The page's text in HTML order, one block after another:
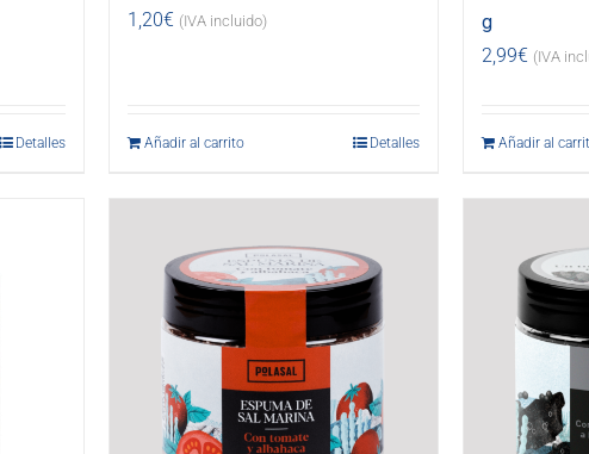
Detalles
1,20€ (IVA incluido)
Añadir al carrito Detalles
g
2,99€ (IVA
Añadir al